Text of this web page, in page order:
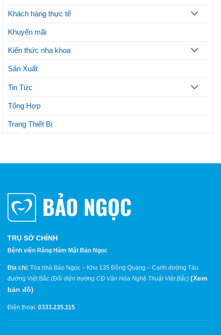
Khách hàng thực tế
Khuyến mãi
Kiến thức nha khoa
Sản Xuất
Tin Tức
Tổng Hợp
Trang Thiết Bị
TRỤ SỞ CHÍNH
Bệnh viện Răng Hàm Mặt Bảo Ngọc
Địa chỉ: Tòa nhà Bảo Ngọc – Khu 135 Đồng Quang – Cạnh đường Tàu
đường Việt Bắc (Đối diện trường CĐ Văn Hóa Nghệ Thuật Việt Bắc) (Xem
bản đồ)
Điện thoại: 0333.235.115